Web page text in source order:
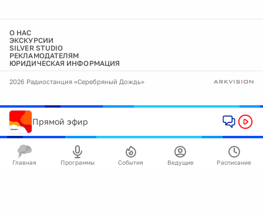
О НАС
ЭКСКУРСИИ
SILVER STUDIO
РЕКЛАМОДАТЕЛЯМ
ЮРИДИЧЕСКАЯ ИНФОРМАЦИЯ
2026 Радиостанция «Серебряный Дождь»
Прямой эфир
Главная Программы События Ведущие Расписание